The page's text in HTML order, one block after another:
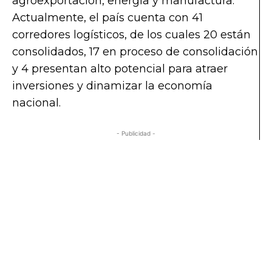
Actualmente, el país cuenta con 41
corredores logísticos, de los cuales 20 están
consolidados, 17 en proceso de consolidación
y 4 presentan alto potencial para atraer
inversiones y dinamizar la economía
nacional.
- Publicidad -